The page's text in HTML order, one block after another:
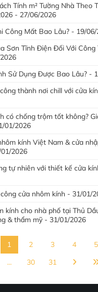
Tính m² Tường Nhà Theo
- 27/06/2026
Công Mất Bao Lâu? - 19/
Sơn Tĩnh Điện Đối Với Công
Sử Dụng Được Bao Lâu? -
thành nơi chill với cửa
có chống trộm tốt không?
01/2026
kính Việt Nam & cửa
2026
tự nhiên với thiết kế cửa
cửa nhôm kính - 31/01/
kính cho nhà phố tại Thủ
& thẩm mỹ - 31/01/2026
1 2 3 4 5
...
30 31